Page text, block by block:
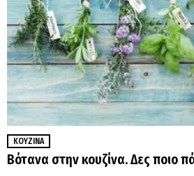
ΚΟΥΖΊΝΑ
Βότανα στην κουζίνα. Δες ποιο